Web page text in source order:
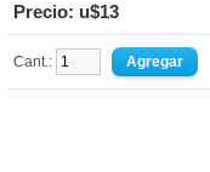
Precio: u$13
Cant.: